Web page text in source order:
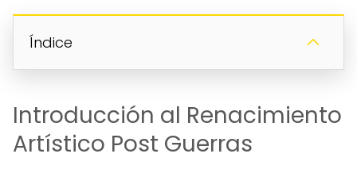
Índice
Introducción al Renacimiento
Artístico Post Guerras